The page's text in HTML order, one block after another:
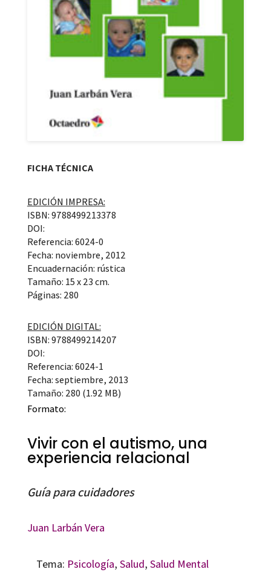
FICHA TÉCNICA
EDICIÓN IMPRESA:
ISBN: 9788499213378
DOI:
Referencia: 6024-0
Fecha: noviembre, 2012
Encuadernación: rústica
Tamaño: 15 x 23 cm.
Páginas: 280
EDICIÓN DIGITAL:
ISBN: 9788499214207
DOI:
Referencia: 6024-1
Fecha: septiembre, 2013
Tamaño: 280 (1.92 MB)
Formato:
Vivir con el autismo, una
experiencia relacional
Guía para cuidadores
Juan Larbán Vera
Tema: Psicología, Salud, Salud Mental